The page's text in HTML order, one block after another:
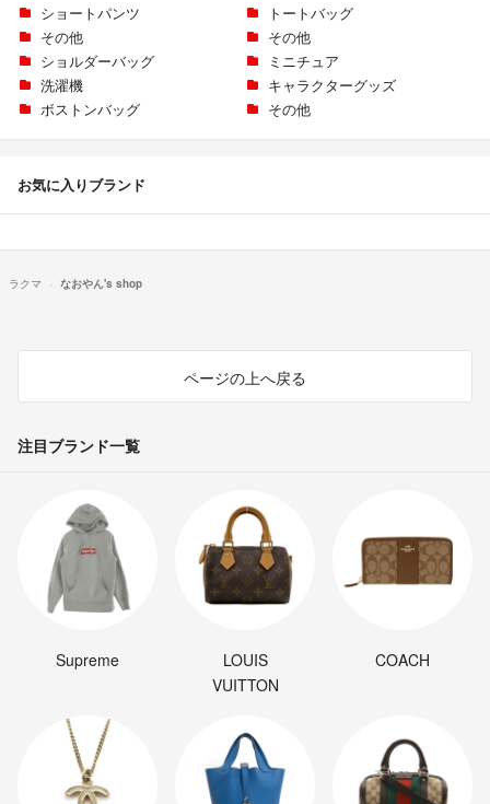
ショートパンツ
トートバッグ
その他
その他
ショルダーバッグ
ミニチュア
洗濯機
キャラクターグッズ
ボストンバッグ
その他
お気に入りブランド
ラクマ なおやん's shop
ページの上へ戻る
注目ブランド一覧
Supreme
LOUIS
VUITTON
COACH